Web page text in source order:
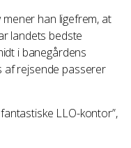
han ligefrem, at
landets bedste
i banegårdens
af rejsende passerer
LLO-kontor”,